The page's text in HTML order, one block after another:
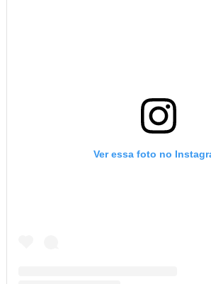
Ver essa foto no